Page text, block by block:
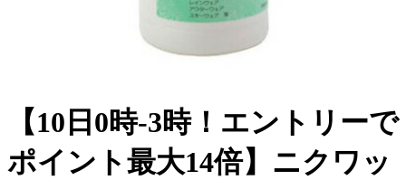
【10日0時-3時！エントリーで
ポイント最大14倍】ニクワッ